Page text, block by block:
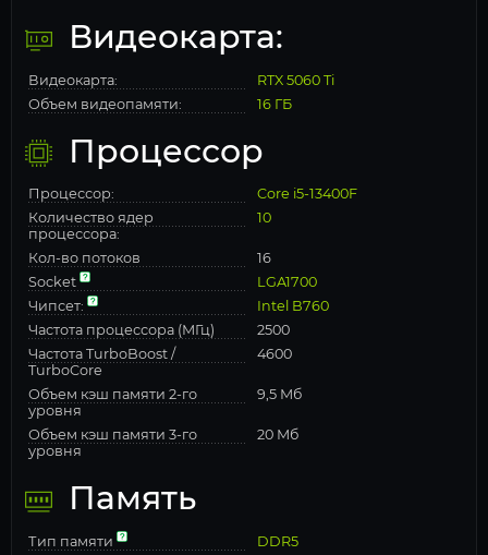
Видеокарта:
Видеокарта:
RTX 5060 Ti
Объем видеопамяти:
16 ГБ
Процессор
Процессор:
Core i5-13400F
Количество ядер
процессора:
10
Кол-во потоков
16
Socket
LGA1700
Чипсет:
Intel B760
Частота процессора (МГц)
2500
Частота TurboBoost /
TurboCore
4600
Объем кэш памяти 2-го
уровня
9,5 Мб
Объем кэш памяти 3-го
уровня
20 Мб
Память
Тип памяти
DDR5